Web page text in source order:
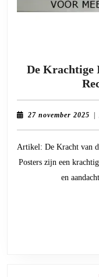
De Krachtige
27 november 2025 27|
Artikel: De Kracht van
Posters zijn een
en